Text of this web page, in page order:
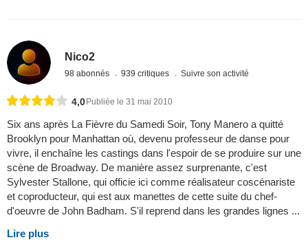
Nico2
98 abonnés 939 critiques Suivre son activité
4,0 Publiée le 31 mai 2010
Six ans après La Fièvre du Samedi Soir, Tony Manero a quitté
Brooklyn pour Manhattan où, devenu professeur de danse pour
vivre, il enchaîne les castings dans l'espoir de se produire sur une
scène de Broadway. De manière assez surprenante, c'est
Sylvester Stallone, qui officie ici comme réalisateur coscénariste
et coproducteur, qui est aux manettes de cette suite du chef-
d'oeuvre de John Badham. S'il reprend dans les grandes lignes ...
Lire plus